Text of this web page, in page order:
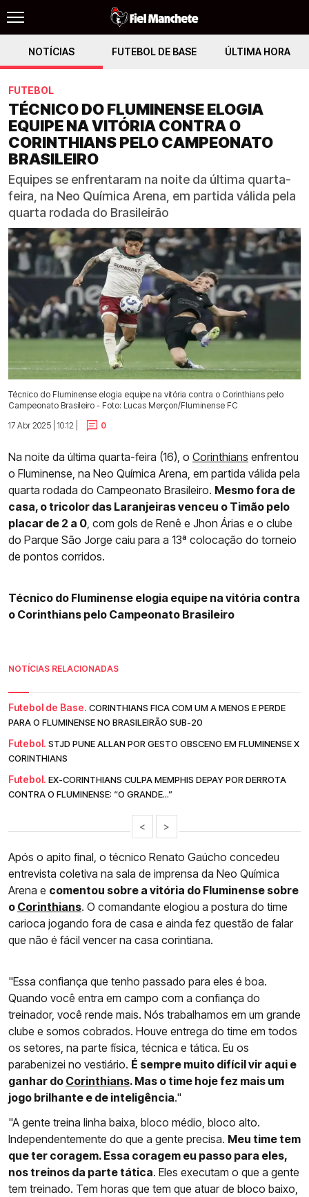
NOTÍCIAS FUTEBOL DE BASE ÚLTIMA HORA
FUTEBOL
TÉCNICO DO FLUMINENSE ELOGIA
EQUIPE NA VITÓRIA CONTRA O
CORINTHIANS PELO CAMPEONATO
BRASILEIRO
Equipes se enfrentaram na noite da última quarta-
feira, na Neo Química Arena, em partida válida pela
quarta rodada do Brasileirão
Técnico do Fluminense elogia equipe na vitória contra o Corinthians pelo
Campeonato Brasileiro - Foto: Lucas Merçon/Fluminense FC
17 Abr 2025 | 10:12 |
0
Na noite da última quarta-feira (16), o Corinthians enfrentou
o Fluminense, na Neo Química Arena, em partida válida pela
quarta rodada do Campeonato Brasileiro. Mesmo fora de
casa, o tricolor das Laranjeiras venceu o Timão pelo
placar de 2 a 0, com gols de Renê e Jhon Árias e o clube
do Parque São Jorge caiu para a 13ª colocação do torneio
de pontos corridos.
Técnico do Fluminense elogia equipe na vitória contra
o Corinthians pelo Campeonato Brasileiro
NOTÍCIAS RELACIONADAS
Futebol de Base. CORINTHIANS FICA COM UM A MENOS E PERDE
PARA O FLUMINENSE NO BRASILEIRÃO SUB-20
Futebol. STJD PUNE ALLAN POR GESTO OBSCENO EM FLUMINENSE X
CORINTHIANS
Futebol. EX-CORINTHIANS CULPA MEMPHIS DEPAY POR DERROTA
CONTRA O FLUMINENSE: “O GRANDE...”
< >
Após o apito final, o técnico Renato Gaúcho concedeu
entrevista coletiva na sala de imprensa da Neo Química
Arena e comentou sobre a vitória do Fluminense sobre
o Corinthians. O comandante elogiou a postura do time
carioca jogando fora de casa e ainda fez questão de falar
que não é fácil vencer na casa corintiana.
"Essa confiança que tenho passado para eles é boa.
Quando você entra em campo com a confiança do
treinador, você rende mais. Nós trabalhamos em um grande
clube e somos cobrados. Houve entrega do time em todos
os setores, na parte física, técnica e tática. Eu os
parabenizei no vestiário. É sempre muito difícil vir aqui e
ganhar do Corinthians. Mas o time hoje fez mais um
jogo brilhante e de inteligência."
"A gente treina linha baixa, bloco médio, bloco alto.
Independentemente do que a gente precisa. Meu time tem
que ter coragem. Essa coragem eu passo para eles,
nos treinos da parte tática. Eles executam o que a gente
tem treinado. Tem horas que tem que atuar de bloco baixo,